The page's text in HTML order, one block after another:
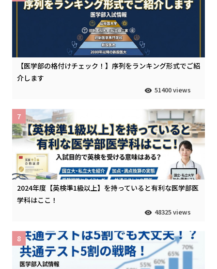
【医学部の格付けチェック！】序列をランキング形式でご紹
介します
51400 views
2024年度【英検準1級以上】を持っていると有利な医学部医
学科はここ！
48325 views
7
8